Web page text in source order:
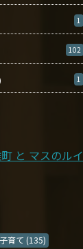
1
102
1
と マスのルイ
子育て (135)